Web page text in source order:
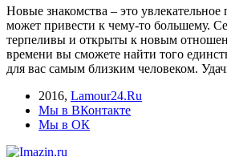
Новые знакомства – это
может привести к чему-то большему.
терпеливы и открыты к новым
времени вы сможете найти того
для вас самым близким человеком.
2016, Lamour24.Ru
Мы в ВКонтакте
Мы в ОК